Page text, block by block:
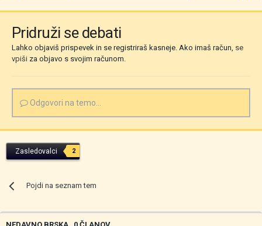
Pridruži se debati
Lahko objaviš prispevek in se registriraš kasneje. Ako imaš račun, se
vpiši za objavo s svojim računom.
Odgovori na temo...
Zasledovalci 2
Pojdi na seznam tem